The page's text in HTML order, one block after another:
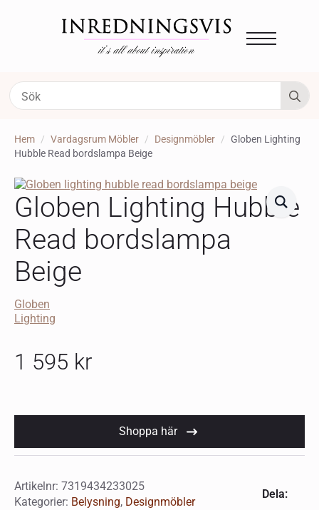
Hem Vardagsrum Möbler Designmöbler
Globen Lighting
Hubble Read bordslampa Beige
Globen Lighting Hubble
Read bordslampa
Beige
Globen
Lighting
1 595 kr
Shoppa här
Artikelnr: 7319434233025
Kategorier: Belysning, Designmöbler
Dela: